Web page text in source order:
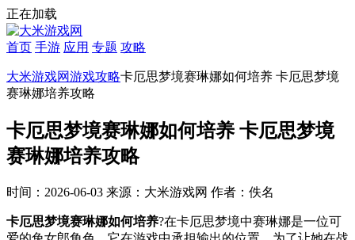
正在加载
首页 手游 应用 专题 攻略
大米游戏网游戏攻略卡厄思梦境赛琳娜如何培养 卡厄思梦境
赛琳娜培养攻略
卡厄思梦境赛琳娜如何培养 卡厄思梦境
赛琳娜培养攻略
时间：2026-06-03 来源：大米游戏网 作者：佚名
卡厄思梦境赛琳娜如何培养?在卡厄思梦境中赛琳娜是一位可